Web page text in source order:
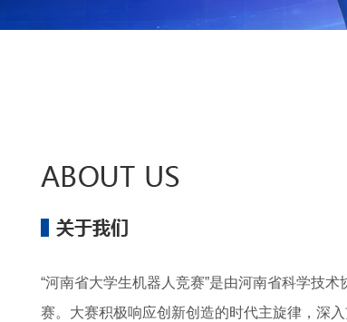
“河南省大学生机器人竞赛”是由河南省科学技
赛。大赛积极响应创新创造的时代主旋律，深